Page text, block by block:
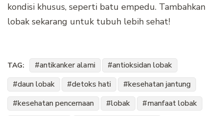
kondisi khusus, seperti batu empedu. Tambahkan
lobak sekarang untuk tubuh lebih sehat!
TAG: antikanker alami
antioksidan lobak
daun lobak
detoks hati
kesehatan jantung
kesehatan pencernaan
lobak
manfaat lobak